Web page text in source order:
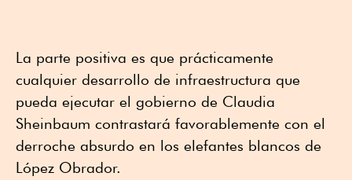
La parte positiva es que prácticamente
cualquier desarrollo de infraestructura que
pueda ejecutar el gobierno de Claudia
Sheinbaum contrastará favorablemente con el
derroche absurdo en los elefantes blancos de
López Obrador.